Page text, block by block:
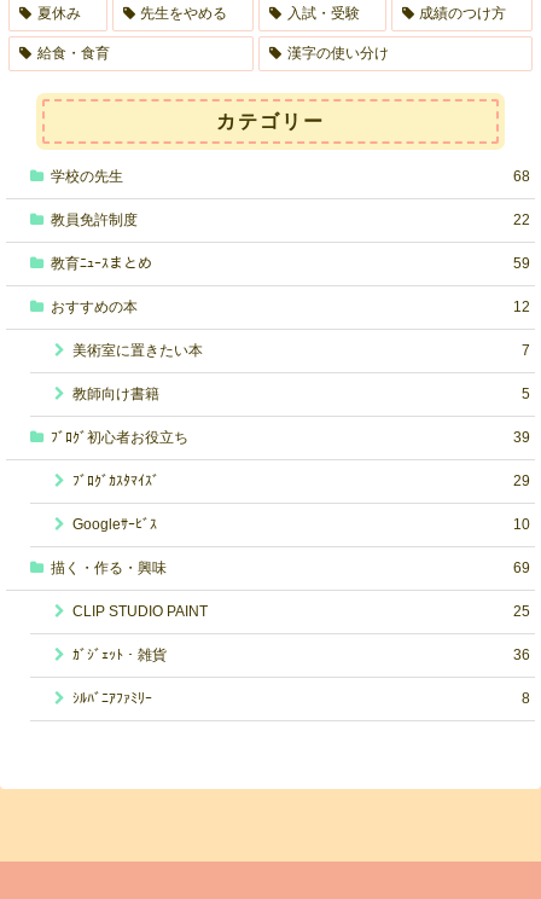
夏休み 先生をやめる 入試・受験 成績のつけ方
給食・食育 漢字の使い分け
カテゴリー
学校の先生 68
教員免許制度 22
教育ﾆｭｰｽまとめ 59
おすすめの本 12
美術室に置きたい本 7
教師向け書籍 5
ﾌﾞﾛｸﾞ初心者お役立ち 39
ﾌﾞﾛｸﾞｶｽﾀﾏｲｽﾞ 29
Googleｻｰﾋﾞｽ 10
描く・作る・興味 69
CLIP STUDIO PAINT 25
ｶﾞｼﾞｪｯﾄ・雑貨 36
ｼﾙﾊﾞﾆｱﾌｧﾐﾘｰ 8